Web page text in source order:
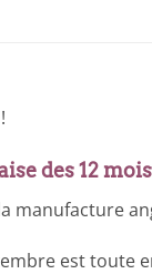
!
des 12
manufacture
est toute